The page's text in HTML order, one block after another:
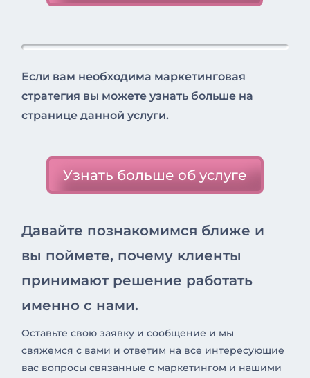
Если вам необходима маркетинговая
стратегия вы можете узнать больше на
странице данной услуги.
Узнать больше об услуге
Давайте познакомимся ближе и
вы поймете, почему клиенты
принимают решение работать
именно с нами.
Оставьте свою заявку и сообщение и мы
свяжемся с вами и ответим на все интересующие
вас вопросы связанные с маркетингом и нашими